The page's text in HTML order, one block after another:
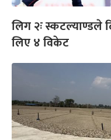
लिग २ः स्कटल्याण्डले
लिए ४ विकेट